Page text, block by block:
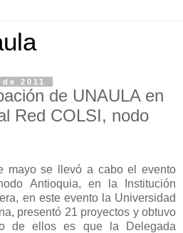
2011
de UNAULA en
Red COLSI, nodo
mayo se llevó a cabo el evento
Antioquia, en la Institución
en este evento la Universidad
presentó 21 proyectos y obtuvo
de ellos es que la Delegada